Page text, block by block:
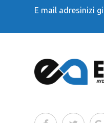
E mail adresinizi